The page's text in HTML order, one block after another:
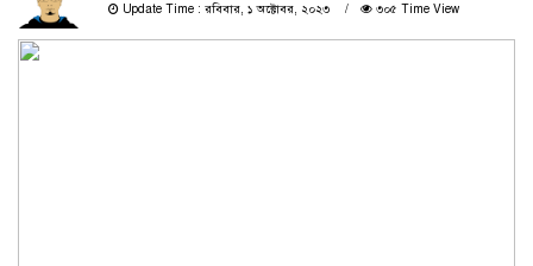
Update Time : রবিবার, ১ অক্টোবর, ২০২৩
৩০৫ Time View